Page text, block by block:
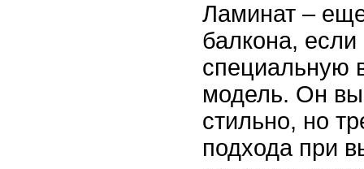
Ламинат –
балкона,
специальную
модель. Он
стильно, но
подхода при